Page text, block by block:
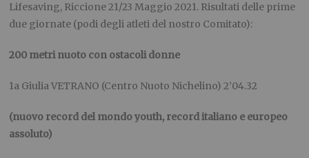
Lifesaving, Riccione 21/23 Maggio 2021. Risultati delle prime
due giornate (podi degli atleti del nostro Comitato):
200 metri nuoto con ostacoli donne
1a Giulia VETRANO (Centro Nuoto Nichelino) 2’04.32
(nuovo record del mondo youth, record italiano e europeo
assoluto)